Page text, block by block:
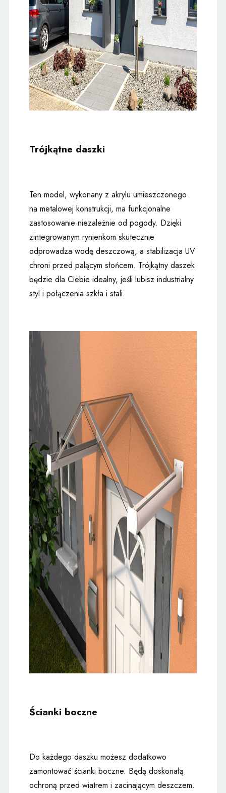
Trójkątne daszki
Ten model, wykonany z akrylu umieszczonego
na metalowej konstrukcji, ma funkcjonalne
zastosowanie niezależnie od pogody. Dzięki
zintegrowanym rynienkom skutecznie
odprowadza wodę deszczową, a stabilizacja UV
chroni przed palącym słońcem. Trójkątny daszek
będzie dla Ciebie idealny, jeśli lubisz industrialny
styl i połączenia szkła i stali.
Ścianki boczne
Do każdego daszku możesz dodatkowo
zamontować ścianki boczne. Będą doskonałą
ochroną przed wiatrem i zacinającym deszczem.